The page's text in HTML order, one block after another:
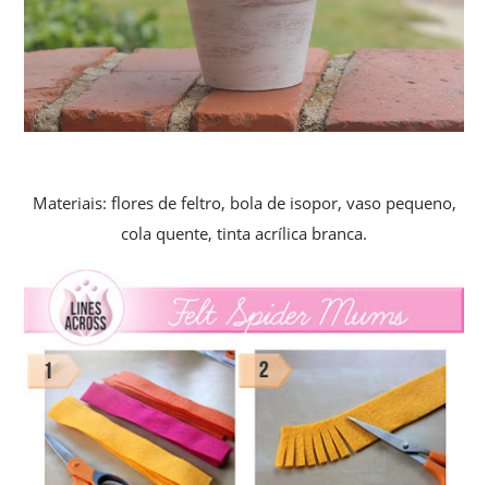
Materiais: flores de feltro, bola de isopor, vaso pequeno,
cola quente, tinta acrílica branca.